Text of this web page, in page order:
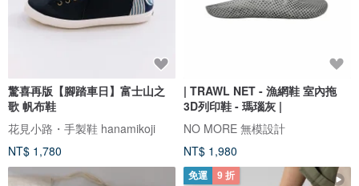
驚喜再版【腳踏車日】富士山之
歌 帆布鞋
花見小路・手製鞋 hanamikoji
NT$ 1,780
| TRAWL NET - 漁網鞋 室內拖
3D列印鞋 - 瑪瑙灰 |
NO MORE 無模設計
NT$ 1,980
免運 9 折